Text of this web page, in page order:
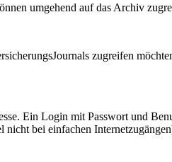
umgehend auf das Archiv
zugreifen
Ein Login mit Passwort und
bei einfachen